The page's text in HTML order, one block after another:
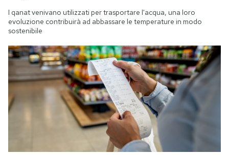
I qanat venivano utilizzati per trasportare l'acqua, una loro
evoluzione contribuirà ad abbassare le temperature in modo
sostenibile